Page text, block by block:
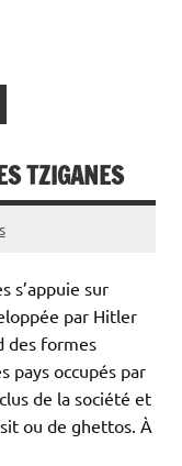
TZIGANES
s’appuie sur
par Hitler
des formes
pays occupés par
de la société et
ou de ghettos. À